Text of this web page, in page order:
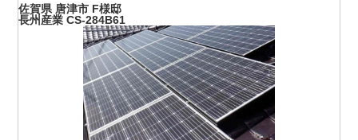
佐賀県 唐津市 F様邸
長州産業 CS-284B61